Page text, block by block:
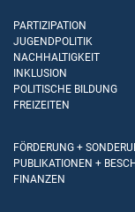
PARTIZIPATION
JUGENDPOLITIK
NACHHALTIGKEIT
INKLUSION
POLITISCHE BILDUNG
FREIZEITEN
FÖRDERUNG +
PUBLIKATIONEN +
FINANZEN